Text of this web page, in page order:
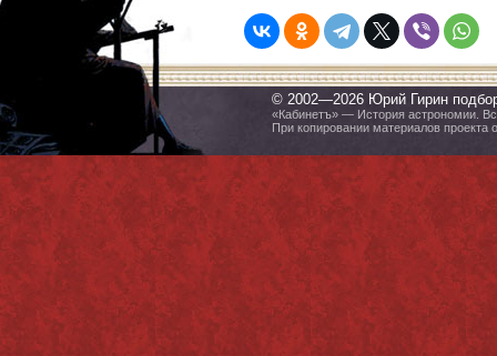
© 2002—2026 Юрий Гирин
«Кабинетъ» — История астрономии.
При копировании материалов проекта